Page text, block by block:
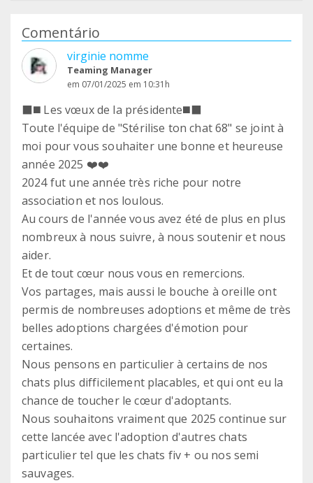
Comentário
virginie nomme
Teaming Manager
em 07/01/2025 em 10:31h
⬛◼️ Les vœux de la présidente◼️⬛
Toute l'équipe de "Stérilise ton chat 68" se joint à
moi pour vous souhaiter une bonne et heureuse
année 2025 ❤️❤️
2024 fut une année très riche pour notre
association et nos loulous.
Au cours de l'année vous avez été de plus en plus
nombreux à nous suivre, à nous soutenir et nous
aider.
Et de tout cœur nous vous en remercions.
Vos partages, mais aussi le bouche à oreille ont
permis de nombreuses adoptions et même de très
belles adoptions chargées d'émotion pour
certaines.
Nous pensons en particulier à certains de nos
chats plus difficilement placables, et qui ont eu la
chance de toucher le cœur d'adoptants.
Nous souhaitons vraiment que 2025 continue sur
cette lancée avec l'adoption d'autres chats
particulier tel que les chats fiv + ou nos semi
sauvages.